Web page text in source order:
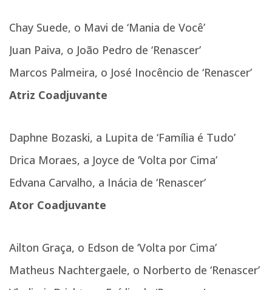
Chay Suede, o Mavi de ‘Mania de Você’
Juan Paiva, o João Pedro de ‘Renascer’
Marcos Palmeira, o José Inocêncio de ‘Renascer’
Atriz Coadjuvante
Daphne Bozaski, a Lupita de ‘Família é Tudo’
Drica Moraes, a Joyce de ‘Volta por Cima’
Edvana Carvalho, a Inácia de ‘Renascer’
Ator Coadjuvante
Ailton Graça, o Edson de ‘Volta por Cima’
Matheus Nachtergaele, o Norberto de ‘Renascer’